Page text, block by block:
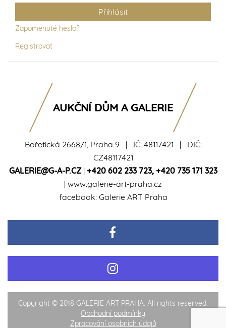
Zapomenuté heslo?
Registrovat
Bořetická 2668/1, Praha 9 | IČ: 48117421 | DIČ:
CZ48117421
GALERIE@G-A-P.CZ| +420 602 233 723, +420 735 171 323
| www.galerie-art-praha.cz
facebook: Galerie ART Praha
AUKČNÍ DŮM A GALERIE
Copyright © 2018 GALERIE ART PRAHA. All rights reserved.
Obchodní podmínky
Zpracování osobních údajů